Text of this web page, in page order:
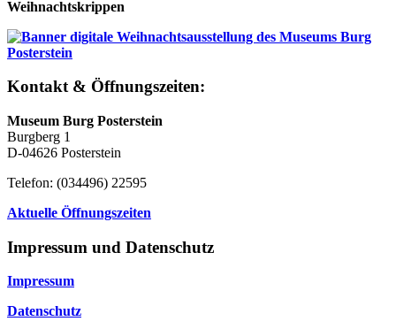
Weihnachtskrippen
Kontakt & Öffnungszeiten:
Museum Burg Posterstein
Burgberg 1
D-04626 Posterstein
Telefon: (034496) 22595
Aktuelle Öffnungszeiten
Impressum und Datenschutz
Impressum
Datenschutz